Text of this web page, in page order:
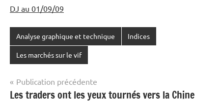
DJ au 01/09/09
Analyse graphique et technique Indices
Les marchés sur le vif
Navigation
de
Publication précédente
Les traders ont les yeux tournés vers la Chine